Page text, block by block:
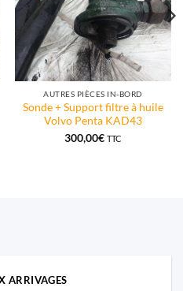
AUTRES PIÈCES IN-BORD
Sonde + Support filtre à huile
Volvo Penta KAD43
300,00€ TTC
ARRIVAGES